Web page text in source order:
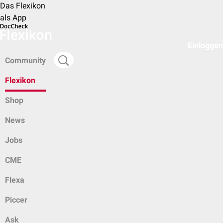
Das Flexikon
als App
Community
Flexikon
Shop
News
Jobs
CME
Flexa
Piccer
Ask